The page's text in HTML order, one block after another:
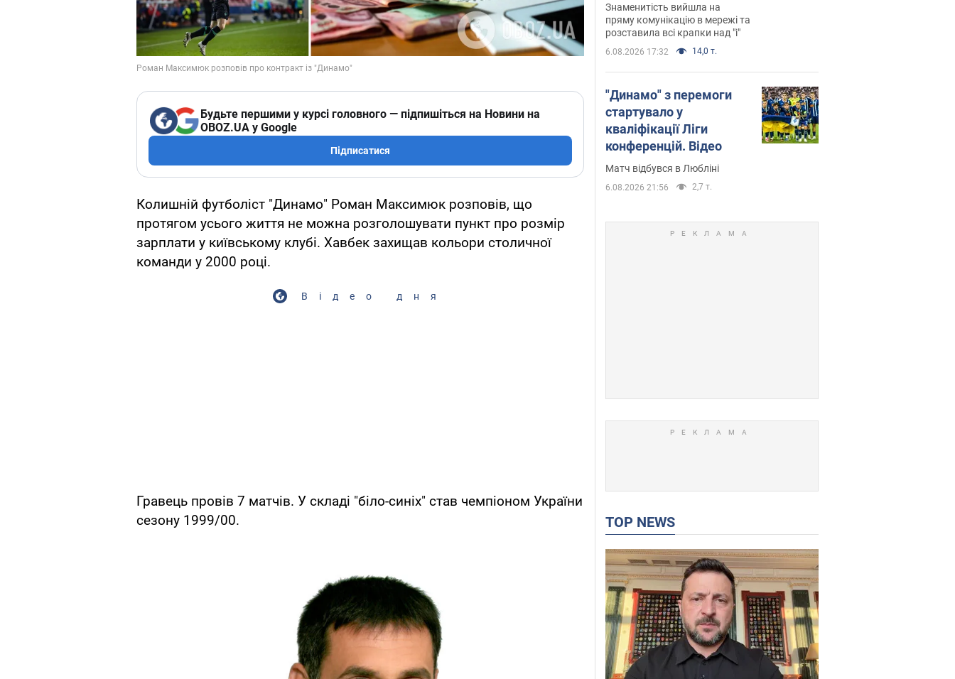
Будьте першими у курсі головного — підпишіться на Новини на
OBOZ.UA у Google
Підписатися
Колишній футболіст "Динамо" Роман Максимюк розповів, що
протягом усього життя не можна розголошувати пункт про розмір
зарплати у київському клубі. Хавбек захищав кольори столичної
команди у 2000 році.
Відео дня
Гравець провів 7 матчів. У складі "біло-синіх" став чемпіоном України
сезону 1999/00.
Знаменитість вийшла на
пряму комунікацію в мережі та
розставила всі крапки над "і"
6.08.2026 17:32 14,0 т.
"Динамо" з перемоги
стартувало у
кваліфікації Ліги
конференцій. Відео
Матч відбувся в Любліні
6.08.2026 21:56 2,7 т.
TOP NEWS